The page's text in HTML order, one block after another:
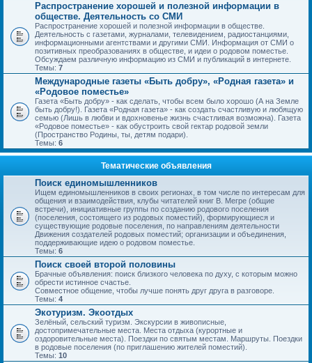
Распространение хорошей и полезной информации в
обществе. Деятельность со СМИ
Распространение хорошей и полезной информации в обществе.
Деятельность с газетами, журналами, телевидением, радиостанциями,
информационными агентствами и другими СМИ. Информация от СМИ о
позитивных преобразованиях в обществе, и идеи о родовом поместье.
Обсуждаем различную информацию из СМИ и публикаций в интернете.
Темы: 7
Международные газеты «Быть добру», «Родная газета» и
«Родовое поместье»
Газета «Быть добру» - как сделать, чтобы всем было хорошо (А на Земле
быть добру!). Газета «Родная газета» - как создать счастливую и любящую
семью (Лишь в любви и вдохновенье жизнь счастливая возможна). Газета
«Родовое поместье» - как обустроить свой гектар родовой земли
(Пространство Родины, ты, детям подари).
Темы: 6
Тематические объявления
Поиск единомышленников
Ищем единомышленников в своих регионах, в том числе по интересам для
общения и взаимодействия, клубы читателей книг В. Мегре (общие
встречи), инициативные группы по созданию родового поселения
(поселения, состоящего из родовых поместий), формирующиеся и
существующие родовые поселения, по направлениям деятельности
Движения создателей родовых поместий; организации и объединения,
поддерживающие идею о родовом поместье.
Темы: 6
Поиск своей второй половины
Брачные объявления: поиск близкого человека по духу, с которым можно
обрести истинное счастье.
Совместное общение, чтобы лучше понять друг друга в разговоре.
Темы: 4
Экотуризм. Экоотдых
Зелёный, сельский туризм. Экскурсии в живописные,
достопримечательные места. Места отдыха (курортные и
оздоровительные места). Поездки по святым местам. Маршруты. Поездки
в родовые поселения (по приглашению жителей поместий).
Темы: 10